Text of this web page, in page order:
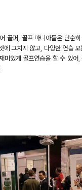
골퍼, 골프 마니아들은 단순
에 그치지 않고, 다양한 연습
미있게 골프연습을 할 수 있어